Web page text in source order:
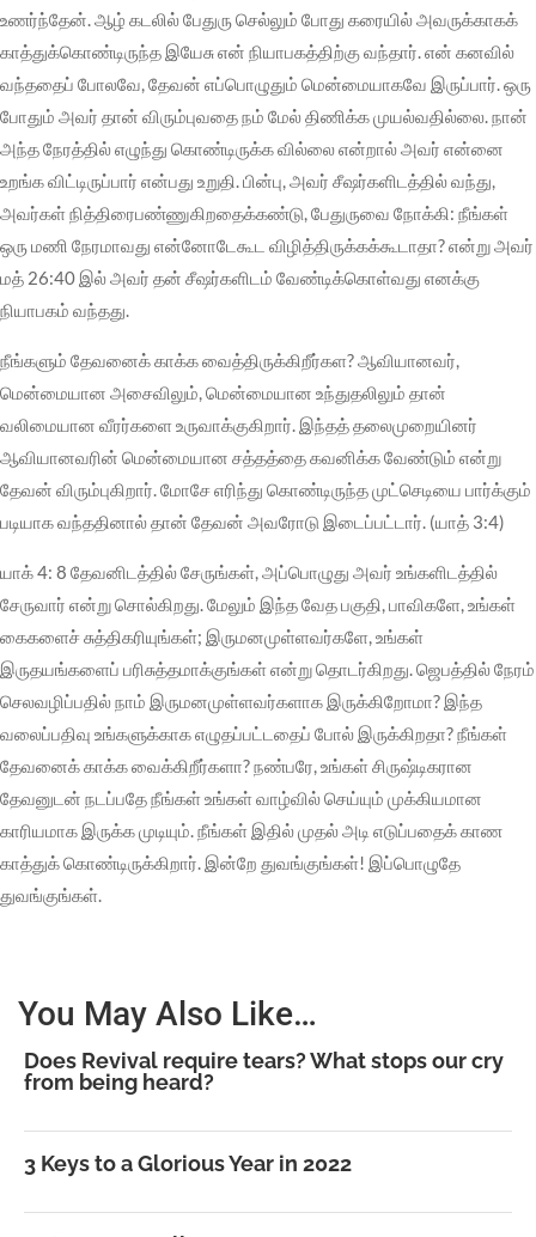
உணர்ந்தேன். ஆழ் கடலில் பேதுரு செல்லும் போது கரையில் அவருக்காகக்
காத்துக்கொண்டிருந்த இயேசு என் நியாபகத்திற்கு வந்தார். என் கனவில்
வந்ததைப் போலவே, தேவன் எப்பொழுதும் மென்மையாகவே இருப்பார். ஒரு
போதும் அவர் தான் விரும்புவதை நம் மேல் திணிக்க முயல்வதில்லை. நான்
அந்த நேரத்தில் எழுந்து கொண்டிருக்க வில்லை என்றால் அவர் என்னை
உறங்க விட்டிருப்பார் என்பது உறுதி. பின்பு, அவர் சீஷர்களிடத்தில் வந்து,
அவர்கள் நித்திரைபண்ணுகிறதைக்கண்டு, பேதுருவை நோக்கி: நீங்கள்
ஒரு மணி நேரமாவது என்னோடேகூட விழித்திருக்கக்கூடாதா? என்று அவர்
மத் 26:40 இல் அவர் தன் சீஷர்களிடம் வேண்டிக்கொள்வது எனக்கு
நியாபகம் வந்தது.
நீங்களும் தேவனைக் காக்க வைத்திருக்கிறீர்கள? ஆவியானவர்,
மென்மையான அசைவிலும், மென்மையான உந்துதலிலும் தான்
வலிமையான வீரர்களை உருவாக்குகிறார். இந்தத் தலைமுறையினர்
ஆவியானவரின் மென்மையான சத்தத்தை கவனிக்க வேண்டும் என்று
தேவன் விரும்புகிறார். மோசே எரிந்து கொண்டிருந்த முட்செடியை பார்க்கும்
படியாக வந்ததினால் தான் தேவன் அவரோடு இடைப்பட்டார். (யாத் 3:4)
யாக் 4: 8 தேவனிடத்தில் சேருங்கள், அப்பொழுது அவர் உங்களிடத்தில்
சேருவார் என்று சொல்கிறது. மேலும் இந்த வேத பகுதி, பாவிகளே, உங்கள்
கைகளைச் சுத்திகரியுங்கள்; இருமனமுள்ளவர்களே, உங்கள்
இருதயங்களைப் பரிசுத்தமாக்குங்கள் என்று தொடர்கிறது. ஜெபத்தில் நேரம்
செலவழிப்பதில் நாம் இருமனமுள்ளவர்களாக இருக்கிறோமா? இந்த
வலைப்பதிவு உங்களுக்காக எழுதப்பட்டதைப் போல் இருக்கிறதா? நீங்கள்
தேவனைக் காக்க வைக்கிறீர்களா? நண்பரே, உங்கள் சிருஷ்டிகரான
தேவனுடன் நடப்பதே நீங்கள் உங்கள் வாழ்வில் செய்யும் முக்கியமான
காரியமாக இருக்க முடியும். நீங்கள் இதில் முதல் அடி எடுப்பதைக் காண
காத்துக் கொண்டிருக்கிறார். இன்றே துவங்குங்கள்! இப்பொழுதே
துவங்குங்கள்.
You May Also Like…
Does Revival require tears? What stops our cry
from being heard?
3 Keys to a Glorious Year in 2022